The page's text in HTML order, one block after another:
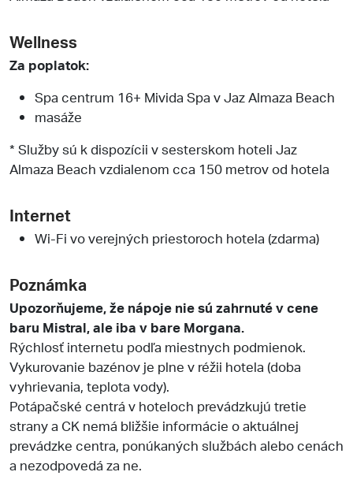
Wellness
Za poplatok:
Spa centrum 16+ Mivida Spa v Jaz Almaza Beach
masáže
* Služby sú k dispozícii v sesterskom hoteli Jaz
Almaza Beach vzdialenom cca 150 metrov od hotela
Internet
Wi-Fi vo verejných priestoroch hotela (zdarma)
Poznámka
Upozorňujeme, že nápoje nie sú zahrnuté v cene
baru Mistral, ale iba v bare Morgana.
Rýchlosť internetu podľa miestnych podmienok.
Vykurovanie bazénov je plne v réžii hotela (doba
vyhrievania, teplota vody).
Potápačské centrá v hoteloch prevádzkujú tretie
strany a CK nemá bližšie informácie o aktuálnej
prevádzke centra, ponúkaných službách alebo cenách
a nezodpovedá za ne.